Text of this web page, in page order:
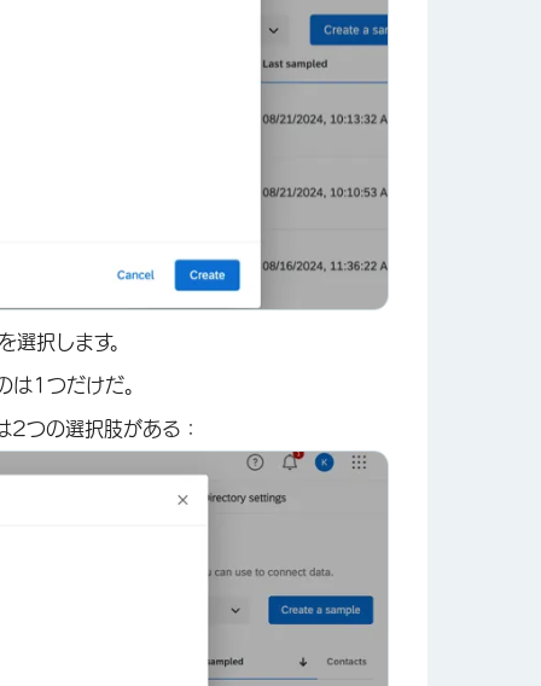
×
×
選択します。
は1つだけだ。
2つの選択肢がある：